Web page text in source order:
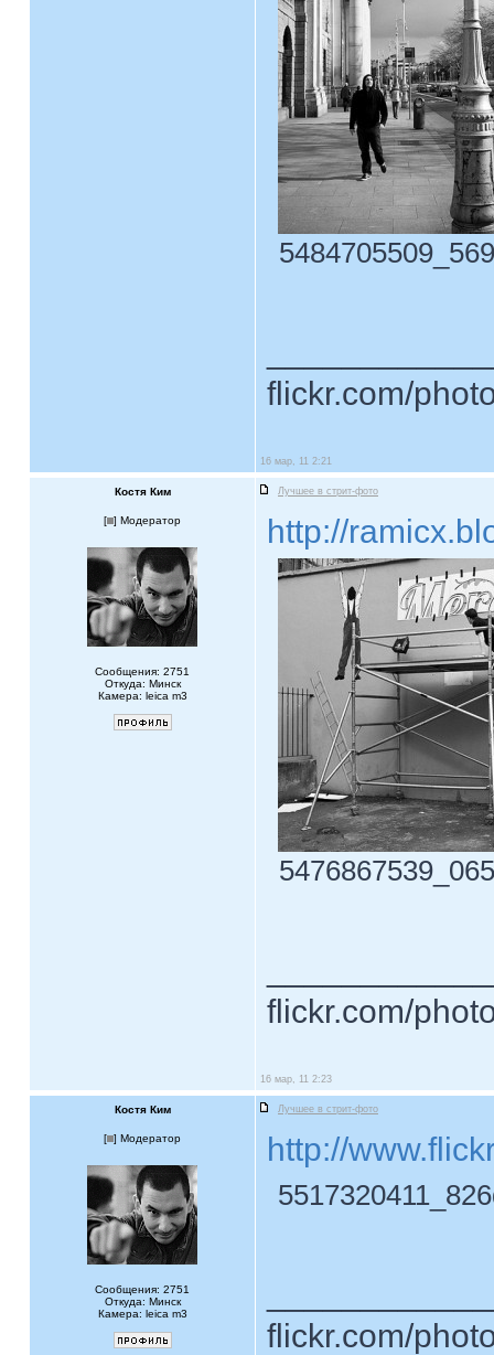
flickr.com/
16 мар, 11 2:21
Костя Ким Лучшее в стрит-фото
[ ] Модератор
Сообщения: 2751
Откуда: Минск
Камера: leica m3
http://
flickr.com/
16 мар, 11 2:23
Костя Ким Лучшее в стрит-фото
[ ] Модератор
Сообщения: 2751
Откуда: Минск
Камера: leica m3
http://
flickr.com/